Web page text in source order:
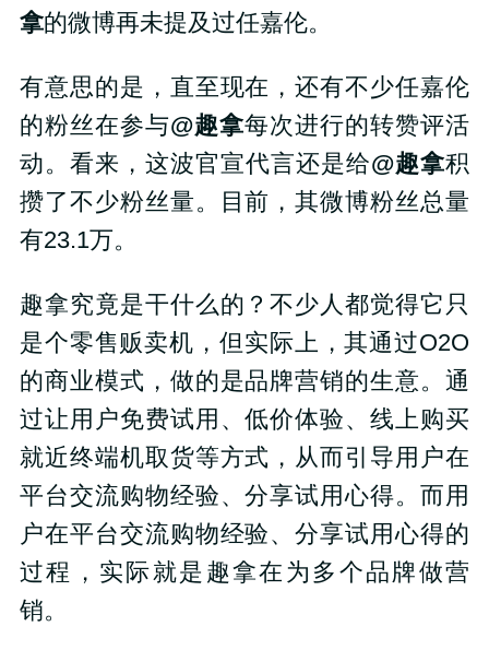
拿的微博再未提及过任嘉伦。
有意思的是，直至现在，还有不少任嘉伦
的粉丝在参与@趣拿每次进行的转赞评活
动。看来，这波官宣代言还是给@趣拿积
攒了不少粉丝量。目前，其微博粉丝总量
有23.1万。
趣拿究竟是干什么的？不少人都觉得它只
是个零售贩卖机，但实际上，其通过O2O
的商业模式，做的是品牌营销的生意。通
过让用户免费试用、低价体验、线上购买
就近终端机取货等方式，从而引导用户在
平台交流购物经验、分享试用心得。而用
户在平台交流购物经验、分享试用心得的
过程，实际就是趣拿在为多个品牌做营
销。